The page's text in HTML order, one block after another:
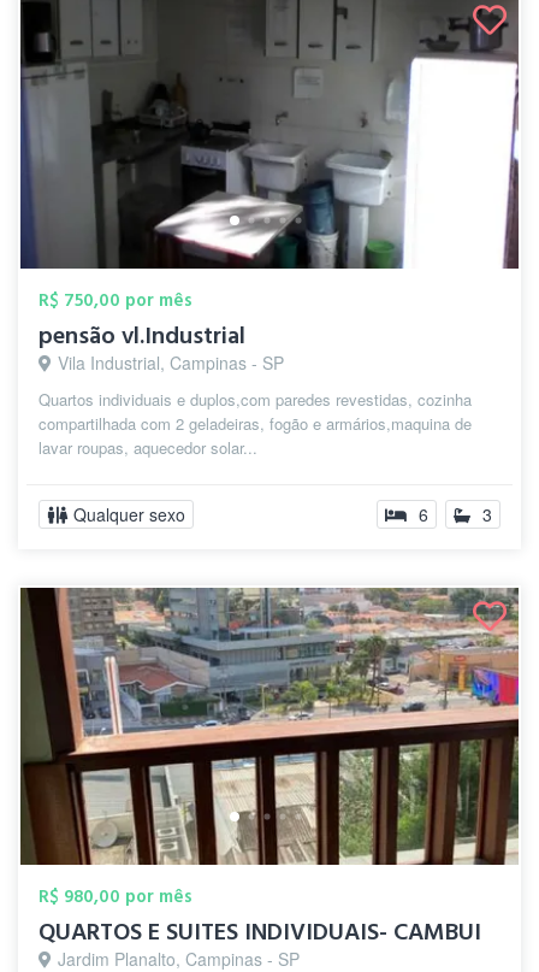
R$ 750,00 por mês
pensão vl.Industrial
Vila Industrial, Campinas - SP
Quartos individuais e duplos,com paredes revestidas, cozinha
compartilhada com 2 geladeiras, fogão e armários,maquina de
lavar roupas, aquecedor solar...
Qualquer sexo 6 3
R$ 980,00 por mês
QUARTOS E SUITES INDIVIDUAIS- CAMBUI
Jardim Planalto, Campinas - SP